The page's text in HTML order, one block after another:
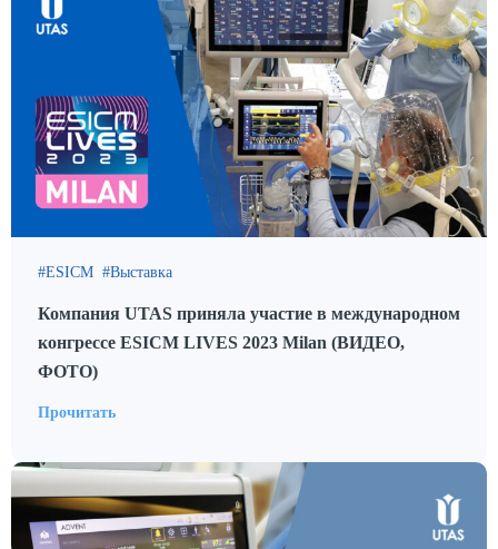
ESICM Выставка
Компания UTAS приняла участие в международном
конгрессе ESICM LIVES 2023 Milan (ВИДЕО,
ФОТО)
Прочитать